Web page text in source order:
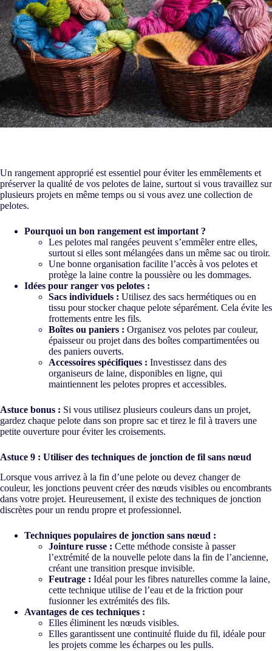
Un rangement approprié est essentiel pour éviter les emmêlements et
préserver la qualité de vos pelotes de laine, surtout si vous travaillez sur
plusieurs projets en même temps ou si vous avez une collection de
pelotes.
Pourquoi un bon rangement est important ?
Les pelotes mal rangées peuvent s’emmêler entre elles,
surtout si elles sont mélangées dans un même sac ou tiroir.
Une bonne organisation facilite l’accès à vos pelotes et
protège la laine contre la poussière ou les dommages.
Idées pour ranger vos pelotes :
Sacs individuels : Utilisez des sacs hermétiques ou en
tissu pour stocker chaque pelote séparément. Cela évite les
frottements entre les fils.
Boîtes ou paniers : Organisez vos pelotes par couleur,
épaisseur ou projet dans des boîtes compartimentées ou
des paniers ouverts.
Accessoires spécifiques : Investissez dans des
organiseurs de laine, disponibles en ligne, qui
maintiennent les pelotes propres et accessibles.
Astuce bonus : Si vous utilisez plusieurs couleurs dans un projet,
gardez chaque pelote dans son propre sac et tirez le fil à travers une
petite ouverture pour éviter les croisements.
Astuce 9 : Utiliser des techniques de jonction de fil sans nœud
Lorsque vous arrivez à la fin d’une pelote ou devez changer de
couleur, les jonctions peuvent créer des nœuds visibles ou encombrants
dans votre projet. Heureusement, il existe des techniques de jonction
discrètes pour un rendu propre et professionnel.
Techniques populaires de jonction sans nœud :
Jointure russe : Cette méthode consiste à passer
l’extrémité de la nouvelle pelote dans la fin de l’ancienne,
créant une transition presque invisible.
Feutrage : Idéal pour les fibres naturelles comme la laine,
cette technique utilise de l’eau et de la friction pour
fusionner les extrémités des fils.
Avantages de ces techniques :
Elles éliminent les nœuds visibles.
Elles garantissent une continuité fluide du fil, idéale pour
les projets comme les écharpes ou les pulls.